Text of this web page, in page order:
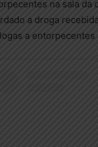
na sala da
a droga
a